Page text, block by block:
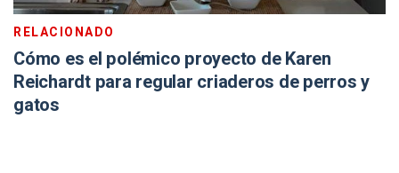
RELACIONADO
Cómo es el polémico proyecto de Karen
Reichardt para regular criaderos de perros y
gatos